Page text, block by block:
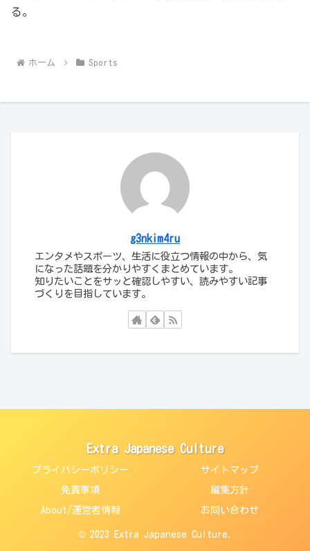
る。
ホーム Sports
g3nkim4ru
エンタメやスポーツ、生活に役立つ情報の中から、気
になった話題を分かりやすくまとめています。
知りたいことをサッと確認しやすい、読みやすい記事
づくりを目指しています。
Extra Japanese Culture
プライバシーポリシー サイトマップ
免責事項 編集方針
About/運営者情報 お問い合わせ
© 2023 Extra Japanese Culture.